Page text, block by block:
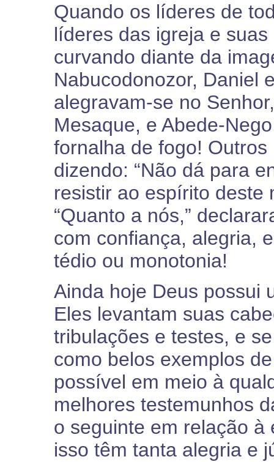
Quando os líderes de
líderes das igreja e
curvando diante da
Nabucodonozor, Daniel
alegravam-se no
Mesaque, e Abede-
fornalha de fogo!
dizendo: “Não dá para
resistir ao espírito deste
“Quanto a nós,”
com confiança, alegria,
tédio ou monotonia!
Ainda hoje Deus possui
Eles levantam suas
tribulações e testes, e
como belos exemplos
possível em meio à
melhores testemunhos
o seguinte em relação à
isso têm tanta alegria e